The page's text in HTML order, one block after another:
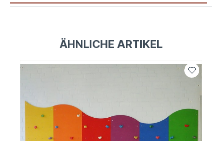
ÄHNLICHE ARTIKEL